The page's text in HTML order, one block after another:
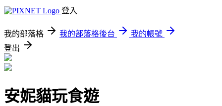
登入
我的部落格 我的部落格後台
我的帳號
登出
安妮貓玩食遊